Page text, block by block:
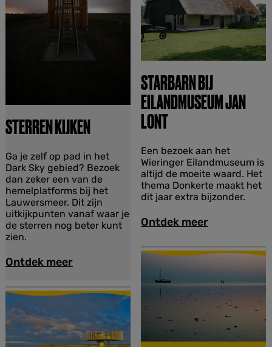
i
k
o
o
e
n
STERREN KIJKEN
S
t
e
r
r
e
n
k
j
k
n
Ga je zelf op pad in het
Dark Sky gebied? Bezoek
dan zeker een van de
hemelplatforms bij het
Lauwersmeer. Dit zijn
uitkijkpunten vanaf waar je
de sterren nog beter kunt
zien.
Ontdek meer
STARBARN BIJ
EILANDMUSEUM JAN
LONT
S
t
a
r
b
r
n
i
l
a
d
Een bezoek aan het
Wieringer Eilandmuseum is
altijd de moeite waard. Het
thema Donkerte maakt het
dit jaar extra bijzonder.
Ontdek meer